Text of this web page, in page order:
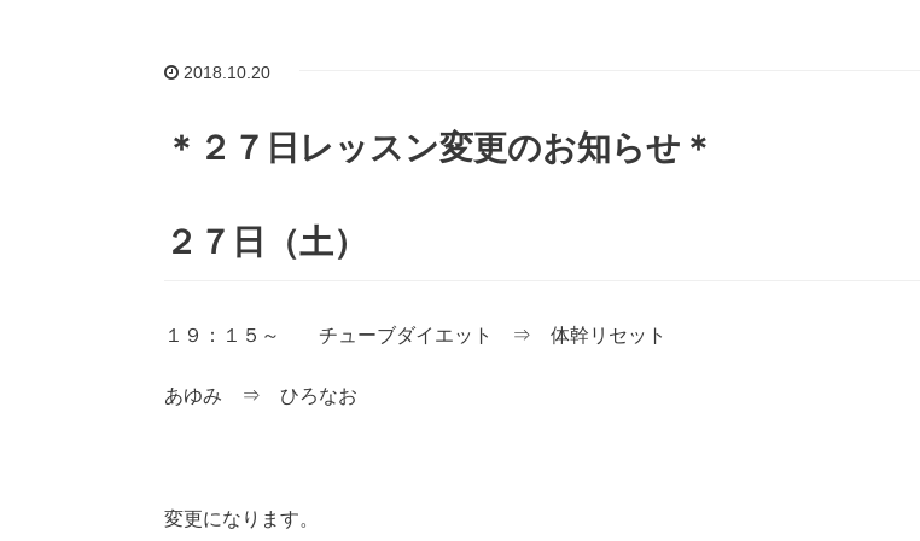
2018.10.20
＊２７日レッスン変更のお知らせ＊
２７日（土）
１９：１５～ チューブダイエット ⇒ 体幹リセット
あゆみ ⇒ ひろなお
変更になります。